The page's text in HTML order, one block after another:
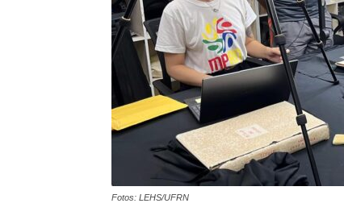
Fotos: LEHS/UFRN